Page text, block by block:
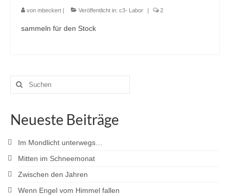
von mbeckert | Veröffentlicht in: c3- Labor | 2
sammeln für den Stock
Suche
nach:
Neueste Beiträge
Im Mondlicht unterwegs…
Mitten im Schneemonat
Zwischen den Jahren
Wenn Engel vom Himmel fallen